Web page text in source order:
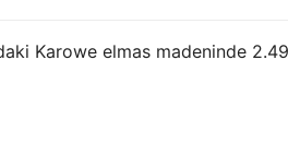
Karowe elmas madeninde